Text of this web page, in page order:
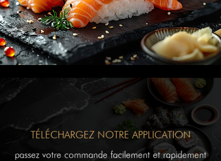
TÉLÉCHARGEZ NOTRE APPLICATION
passez votre commande facilement et rapidement